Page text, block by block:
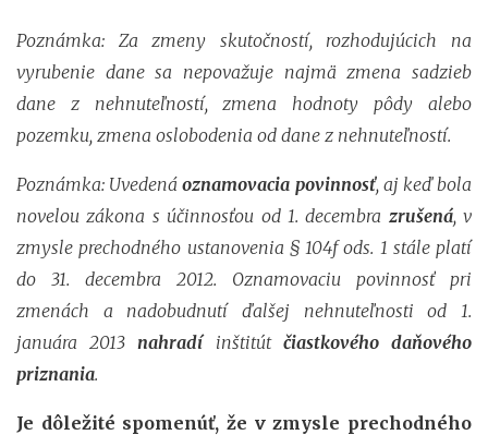
Poznámka: Za zmeny skutočností, rozhodujúcich na
vyrubenie dane sa nepovažuje najmä zmena sadzieb
dane z nehnuteľností, zmena hodnoty pôdy alebo
pozemku, zmena oslobodenia od dane z nehnuteľností.
Poznámka: Uvedenáoznamovacia povinnosť, aj keď bola
novelou zákona s účinnosťou od 1. decembra zrušená, v
zmysle prechodného ustanovenia § 104f ods. 1 stále platí
do 31. decembra 2012. Oznamovaciu povinnosť pri
zmenách a nadobudnutí ďalšej nehnuteľnosti od 1.
januára 2013 nahradíinštitút čiastkového daňového
priznania.
Je dôležité spomenúť, že v zmysle prechodného